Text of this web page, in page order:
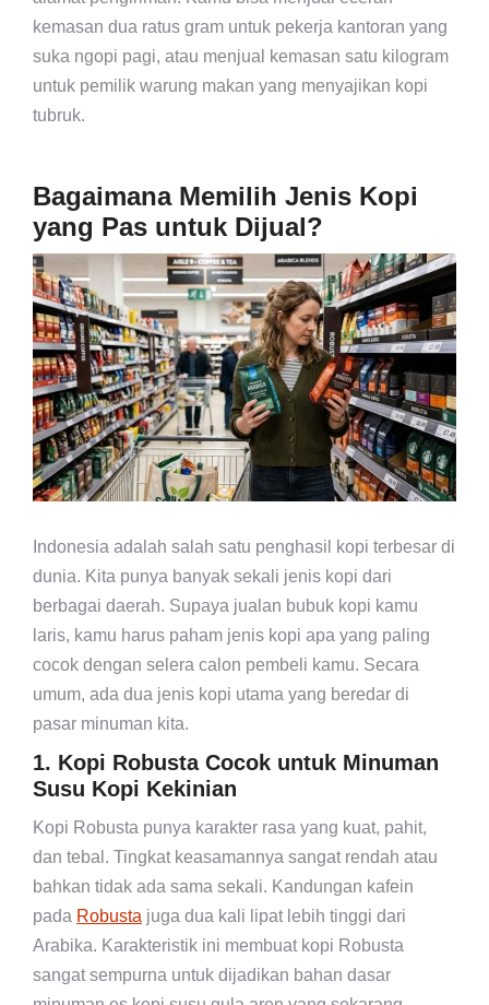
kemasan dua ratus gram untuk pekerja kantoran yang
suka ngopi pagi, atau menjual kemasan satu kilogram
untuk pemilik warung makan yang menyajikan kopi
tubruk.
Bagaimana Memilih Jenis Kopi
yang Pas untuk Dijual?
Indonesia adalah salah satu penghasil kopi terbesar di
dunia. Kita punya banyak sekali jenis kopi dari
berbagai daerah. Supaya jualan bubuk kopi kamu
laris, kamu harus paham jenis kopi apa yang paling
cocok dengan selera calon pembeli kamu. Secara
umum, ada dua jenis kopi utama yang beredar di
pasar minuman kita.
1. Kopi Robusta Cocok untuk Minuman
Susu Kopi Kekinian
Kopi Robusta punya karakter rasa yang kuat, pahit,
dan tebal. Tingkat keasamannya sangat rendah atau
bahkan tidak ada sama sekali. Kandungan kafein
pada Robusta juga dua kali lipat lebih tinggi dari
Arabika. Karakteristik ini membuat kopi Robusta
sangat sempurna untuk dijadikan bahan dasar